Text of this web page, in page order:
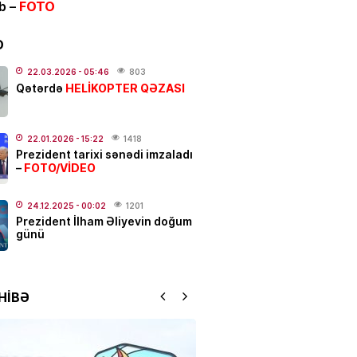
bürcləri
- 12:33
güclü yanğınBAŞLAYIB
- 12:09 154
mətbuat katibi
– FOTO
22.03.2026 - 05:46 803
Qətərdə HELİKOPTER QƏZASI
22.01.2026 - 15:22 1418
Prezident tarixi sənədi imzaladı
– FOTO/VİDEO
24.12.2025 - 00:02 1201
Prezident İlham Əliyevin doğum
günü